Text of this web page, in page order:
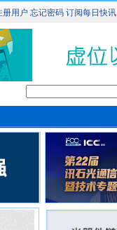
册用户 忘记密码 订阅每日快讯